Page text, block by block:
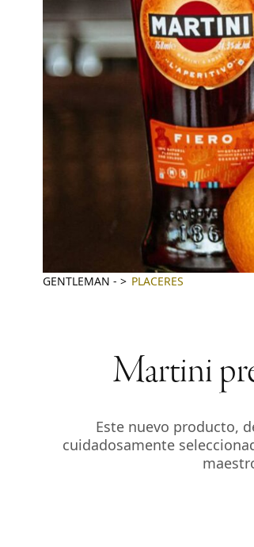
GENTLEMAN - PLACERES
Martini
Este nuevo producto,
cuidadosamente